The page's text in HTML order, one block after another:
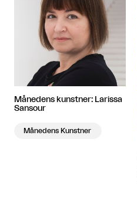
Månedens kunstner: Larissa
Sansour
Månedens Kunstner